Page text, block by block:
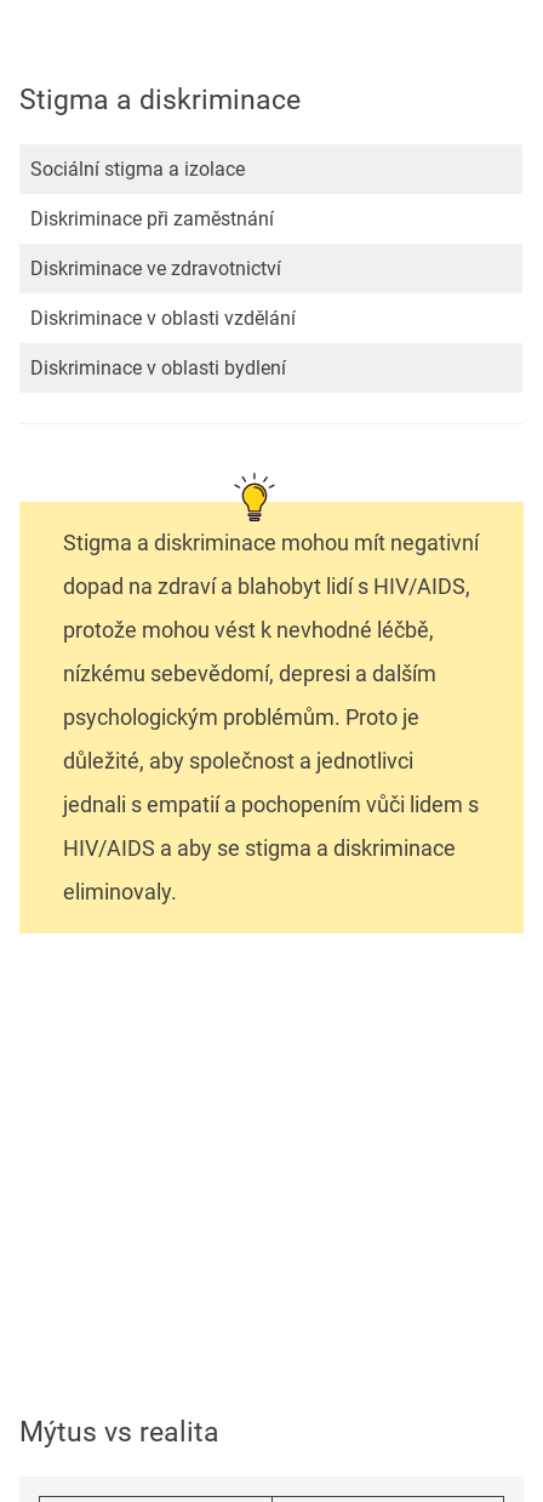
Stigma a diskriminace
Sociální stigma a izolace
Diskriminace při zaměstnání
Diskriminace ve zdravotnictví
Diskriminace v oblasti vzdělání
Diskriminace v oblasti bydlení
Stigma a diskriminace mohou mít negativní
dopad na zdraví a blahobyt lidí s HIV/AIDS,
protože mohou vést k nevhodné léčbě,
nízkému sebevědomí, depresi a dalším
psychologickým problémům. Proto je
důležité, aby společnost a jednotlivci
jednali s empatií a pochopením vůči lidem s
HIV/AIDS a aby se stigma a diskriminace
eliminovaly.
Mýtus vs realita